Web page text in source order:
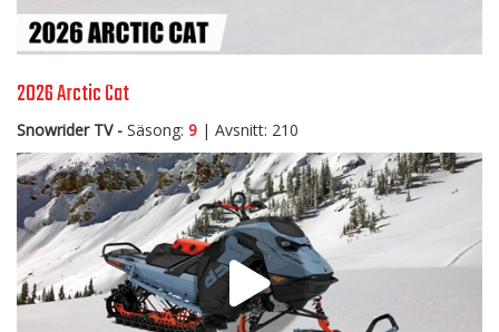
2026 Arctic Cat
Snowrider TV - Säsong: 9 | Avsnitt: 210